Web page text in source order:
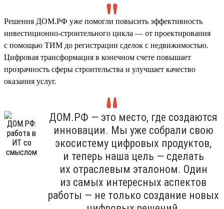
Решения ДОМ.РФ уже помогли повысить эффективность
инвестиционно-строительного цикла — от проектирования
с помощью ТИМ до регистрации сделок с недвижимостью.
Цифровая трансформация в конечном счете повышает
прозрачность сферы строительства и улучшает качество
оказания услуг.
ДОМ.РФ — это место, где создаются
инновации. Мы уже собрали свою
экосистему цифровых продуктов,
и теперь наша цель — сделать
их отраслевым эталоном. Один
из самых интересных аспектов
работы — не только создание новых